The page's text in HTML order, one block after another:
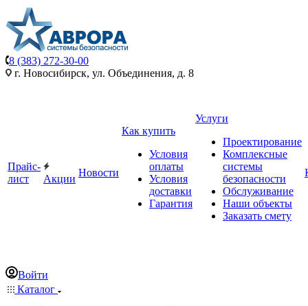
8 (383) 272-30-00
г. Новосибирск, ул. Объединения, д. 8
Прайс-
лист
Акции
Новости
Как купить
Условия
оплаты
Условия
доставки
Гарантия
Услуги
Проектирование
Комплексные
системы
безопасности
Обслуживание
Наши объекты
Заказать смету
Войти
Каталог